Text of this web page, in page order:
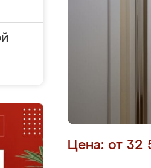
Цена: от 32